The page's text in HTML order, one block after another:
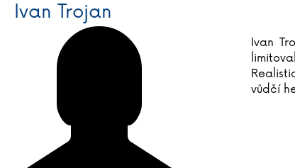
Ivan Trojan
Ivan
vůdčí